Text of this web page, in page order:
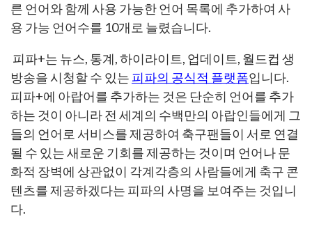
른 언어와 함께 사용 가능한 언어 목록에 추가하여 사
용 가능 언어수를 10개로 늘렸습니다.
피파+는 뉴스, 통계, 하이라이트, 업데이트, 월드컵 생
방송을 시청할 수 있는 피파의 공식적 플랫폼입니다.
피파+에 아랍어를 추가하는 것은 단순히 언어를 추가
하는 것이 아니라 전 세계의 수백만의 아랍인들에게 그
들의 언어로 서비스를 제공하여 축구팬들이 서로 연결
될 수 있는 새로운 기회를 제공하는 것이며 언어나 문
화적 장벽에 상관없이 각계각층의 사람들에게 축구 콘
텐츠를 제공하겠다는 피파의 사명을 보여주는 것입니
다.